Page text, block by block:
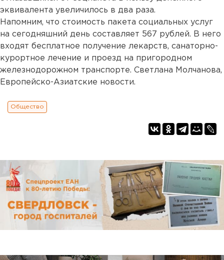
эквивалента увеличилось в два раза.
Напомним, что стоимость пакета социальных услуг
на сегодняшний день составляет 567 рублей. В него
входят бесплатное получение лекарств, санаторно-
курортное лечение и проезд на пригородном
железнодорожном транспорте. Светлана Молчанова,
Европейско-Азиатские новости.
Общество